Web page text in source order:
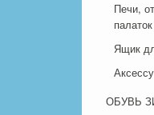
Печи,
палаток
Ящик
ОБУВЬ